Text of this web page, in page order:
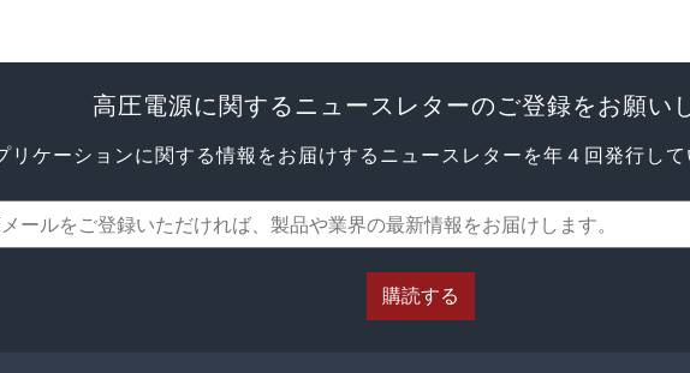
高圧電源に関するニュースレターのご登録をお願い
リケーションに関する情報をお届けするニュースレターを年４回発行し
購読する